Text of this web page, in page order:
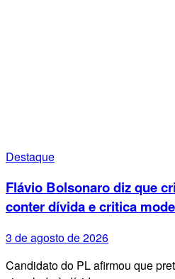
Destaque
Flávio Bolsonaro diz que
conter dívida e critica
3 de agosto de 2026
Candidato do PL afirmou que